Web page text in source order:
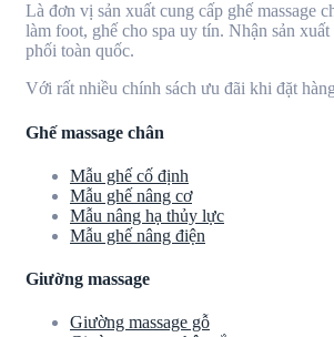
Là đơn vị sản xuất cung cấp ghế massage
làm foot, ghế cho spa uy tín. Nhận sản xuất
phối toàn quốc.
Với rất nhiều chính sách ưu đãi khi đặt
Ghế massage chân
Mẫu ghế cố định
Mẫu ghế nâng cơ
Mẫu nâng hạ thủy lực
Mẫu ghế nâng điện
Giường massage
Giường massage gỗ